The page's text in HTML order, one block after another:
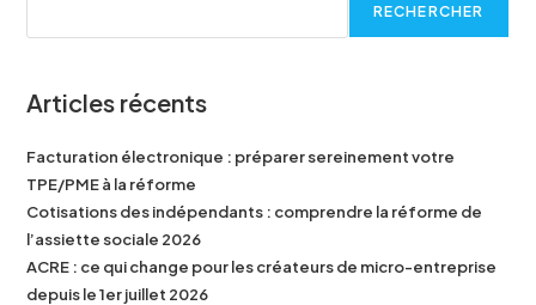
RECHERCHER
Articles récents
Facturation électronique : préparer sereinement votre
TPE/PME à la réforme
Cotisations des indépendants : comprendre la réforme de
l’assiette sociale 2026
ACRE : ce qui change pour les créateurs de micro-entreprise
depuis le 1er juillet 2026